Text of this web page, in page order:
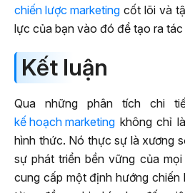
chiến lược marketing cốt lõi và
lực của bạn vào đó để tạo ra
Kết luận
Qua những phân tích chi
kế hoạch marketing không chỉ
hình thức. Nó thực sự là xương
sự phát triển bền vững của
cung cấp một định hướng